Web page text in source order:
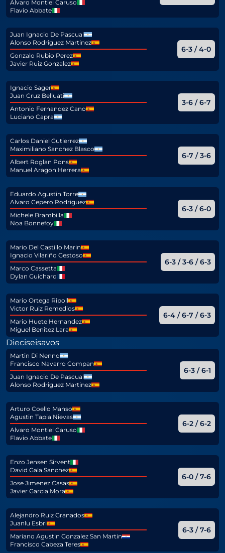
Alvaro Montiel Caruso
Flavio Abbate
Juan Ignacio De Pascual
Alonso Rodriguez Martinez
Gonzalo Rubio Perez
Javier Ruiz Gonzalez
6-3 / 4-0
Ignacio Sager
Juan Cruz Belluati
Antonio Fernandez Cano
Luciano Capra
3-6 / 6-7
Carlos Daniel Gutierrez
Maximiliano Sanchez Blasco
Albert Roglan Pons
Manuel Aragon Herrera
6-7 / 3-6
Eduardo Agustin Torre
Alvaro Cepero Rodriguez
Michele Brambilla
Noa Bonnefoy
6-3 / 6-0
Mario Del Castillo Marin
Ignacio Vilariño Gestoso
Marco Cassetta
Dylan Guichard
6-3 / 3-6 / 6-3
Mario Ortega Ripoll
Victor Ruiz Remedios
Mario Huete Hernandez
Miguel Benitez Lara
6-4 / 6-7 / 6-3
Dieciseisavos
Martin Di Nenno
Francisco Navarro Compan
Juan Ignacio De Pascual
Alonso Rodriguez Martinez
6-3 / 6-1
Arturo Coello Manso
Agustin Tapia Nievas
Alvaro Montiel Caruso
Flavio Abbate
6-2 / 6-2
Enzo Jensen Sirvent
David Gala Sanchez
Jose Jimenez Casas
Javier Garcia Mora
6-0 / 7-6
Alejandro Ruiz Granados
Juanlu Esbri
Mariano Agustin Gonzalez San Martin
Francisco Cabeza Teres
6-3 / 7-6